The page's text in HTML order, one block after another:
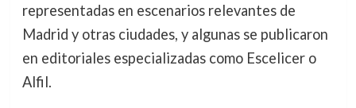
representadas en escenarios relevantes de
Madrid y otras ciudades, y algunas se publicaron
en editoriales especializadas como Escelicer o
Alfil.